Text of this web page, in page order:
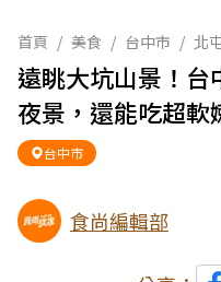
首頁 / 美食 / 台中市 / 北
遠眺大坑山景！台
夜景，還能吃超軟
台中市
食尚編輯部